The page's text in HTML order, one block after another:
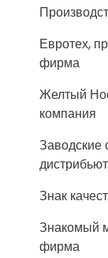
Евротех,
фирма
Желтый
компания
Заводские
Знак
Знакомый
фирма